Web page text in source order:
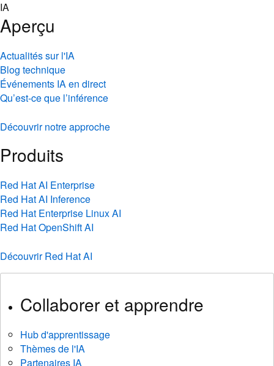
Skip
to
content
IA
Aperçu
Actualités sur l'IA
Blog technique
Événements IA en direct
Qu’est-ce que l’inférence
Découvrir notre approche
Produits
Red Hat AI Enterprise
Red Hat AI Inference
Red Hat Enterprise Linux AI
Red Hat OpenShift AI
Découvrir Red Hat AI
Collaborer et apprendre
Hub d'apprentissage
Thèmes de l'IA
Partenaires IA